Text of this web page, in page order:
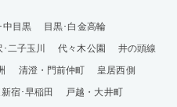
中目黒
目黒･白金高輪
二子玉川 代々木公園
井の頭線
清澄・門前仲町
皇居西側
宿･早稲田
戸越・大井町